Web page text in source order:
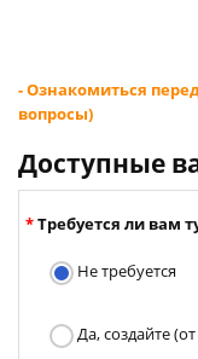
- Ознакомиться
вопросы)
Доступные
Требуется ли вам
Не требуется
Да, создайте